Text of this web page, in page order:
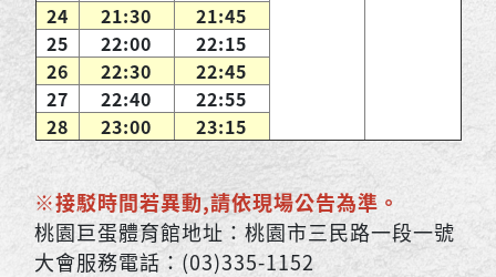
24
21:30
21:45
25
22:00
22:15
26
22:30
22:45
27
22:40
22:55
28
23:00 23:15
※接駁時間若異動,請依現場公告為準。
桃園巨蛋體育館地址：桃園市三民路一段一號
大會服務電話：(03)335-1152